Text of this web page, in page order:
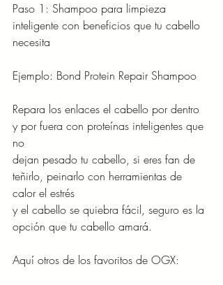
Paso 1: Shampoo para limpieza
inteligente con beneficios que tu cabello
necesita
Ejemplo: Bond Protein Repair Shampoo
Repara los enlaces el cabello por dentro
y por fuera con proteínas inteligentes que
no
dejan pesado tu cabello, si eres fan de
teñirlo, peinarlo con herramientas de
calor el estrés
y el cabello se quiebra fácil, seguro es la
opción que tu cabello amará.
Aquí otros de los favoritos de OGX: